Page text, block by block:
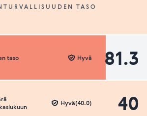
TASO
taso 81.3
Hyvä
40
Hyvä(40.0)